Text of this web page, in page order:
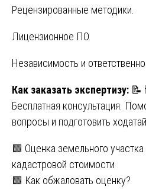
Рецензированные методики.
Лицензионное ПО.
Независимость и
Как заказать экспертизу: 📝
Бесплатная консультация.
вопросы и подготовить
Навигация
по
🟩 Оценка земельного
кадастровой стоимости
🟩 Как обжаловать оценку?